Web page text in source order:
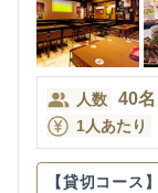
人数 40名
1人あたり
【貸切コース